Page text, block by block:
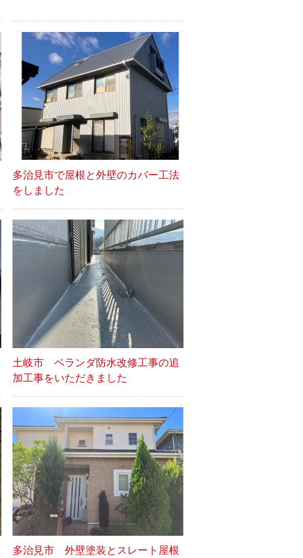
多治見市で屋根と外壁のカバー工法
をしました
土岐市 ベランダ防水改修工事の追
加工事をいただきました
多治見市 外壁塗装とスレート屋根